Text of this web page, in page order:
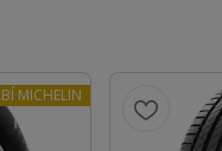
MICHELIN